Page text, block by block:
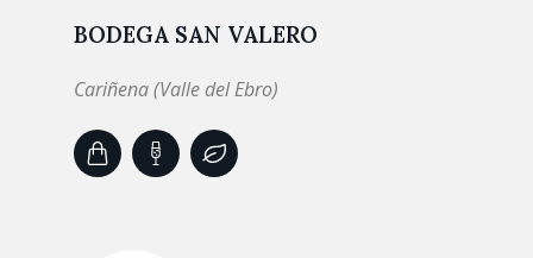
BODEGA SAN VALERO
Cariñena (Valle del Ebro)